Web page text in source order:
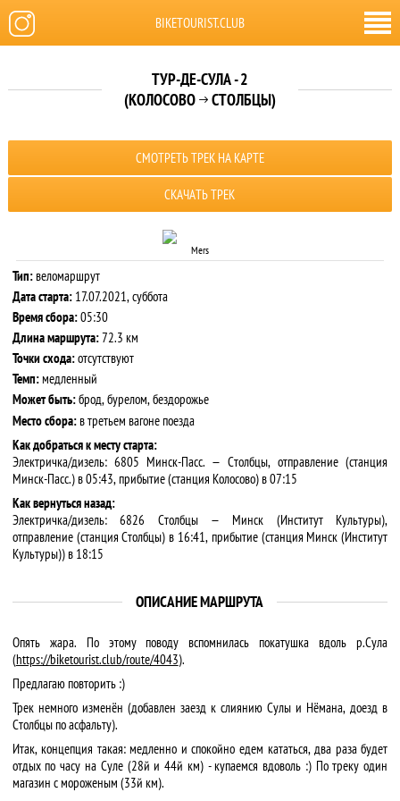
BIKETOURIST.CLUB
ТУР-ДЕ-СУЛА - 2
(КОЛОСОВО СТОЛБЦЫ)
СМОТРЕТЬ ТРЕК НА КАРТЕ
СКАЧАТЬ ТРЕК
Mers
Тип:веломаршрут
Дата старта:17.07.2021, суббота
Время сбора:05:30
Длина маршрута:72.3 км
Точки схода:отсутствуют
Темп:медленный
Может быть:брод, бурелом, бездорожье
Место сбора:в третьем вагоне поезда
Как добраться к месту старта:
Электричка/дизель: 6805 Минск-Пасс. — Столбцы, отправление (станция
Минск-Пасс.) в 05:43, прибытие (станция Колосово) в 07:15
Как вернуться назад:
Электричка/дизель: 6826 Столбцы — Минск (Институт Культуры),
отправление (станция Столбцы) в 16:41, прибытие (станция Минск (Институт
Культуры)) в 18:15
ОПИСАНИЕ МАРШРУТА
Опять жара. По этому поводу вспомнилась покатушка вдоль р.Сула
(https://biketourist.club/route/4043).
Предлагаю повторить :)
Трек немного изменён (добавлен заезд к слиянию Сулы и Нёмана, доезд в
Столбцы по асфальту).
Итак, концепция такая: медленно и спокойно едем кататься, два раза будет
отдых по часу на Суле (28й и 44й км) - купаемся вдоволь :) По треку один
магазин с мороженым (33й км).